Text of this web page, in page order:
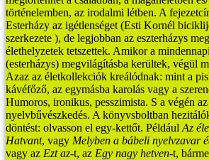
történelemben, az irodalmi létben. A
Esterházy az igétlenséget (Esti Kornél
szerkezete ), de legjobban az eszterházys
élethelyzetek tetszettek. Amikor a
(esterházys) megvilágításba kerültek, végül
Azaz az életkollekciók kreálódnak: mint a
kávéfőző, az egymásba karolás vagy a
Humoros, ironikus, pesszimista. S a végén
nyelvbűvészkedés. A könyvsboltban
döntést: olvasson el egy-kettőt. Például Az
Hatvant, vagy Melyben a bábeli nyelvzavar
vagy az Ezt az-t, az Egy nagy hetven-t,